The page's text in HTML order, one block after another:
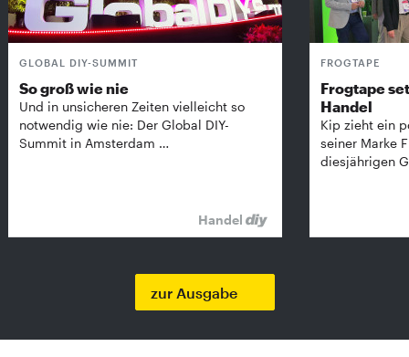
GLOBAL DIY-SUMMIT
So groß wie nie
Und in unsicheren Zeiten vielleicht so
notwendig wie nie: Der Global DIY-
Summit in Amsterdam …
Handel
FROGTAPE
Frogtape
Handel
Kip zieht ein
seiner Marke
diesjährigen
zur Ausgabe